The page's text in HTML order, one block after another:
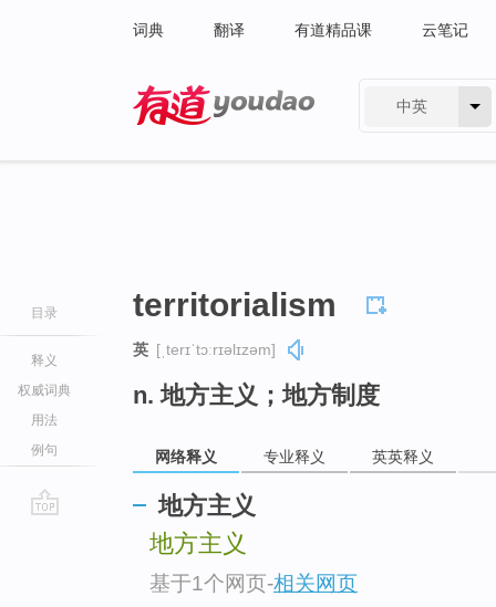
词典 翻译 有道精品课 云笔记
中英
目录
释义
权威词典
用法
例句
territorialism
英 [ˌterɪˈtɔːrɪəlɪzəm]
n. 地方主义；地方制度
网络释义 专业释义 英英释义
地方主义
地方主义
基于1个网页-相关网页